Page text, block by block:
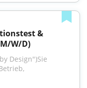
&
W/D)
by Design")Sie